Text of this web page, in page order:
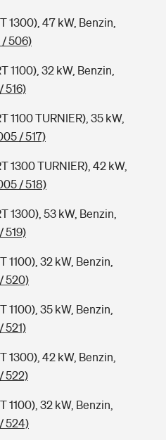
1300), 47 kW, Benzin,
/ 506)
1100), 32 kW, Benzin,
516)
1100 TURNIER), 35 kW,
/ 517)
1300 TURNIER), 42 kW,
/ 518)
1300), 53 kW, Benzin,
519)
1100), 32 kW, Benzin,
520)
1100), 35 kW, Benzin,
521)
1300), 42 kW, Benzin,
522)
1100), 32 kW, Benzin,
524)